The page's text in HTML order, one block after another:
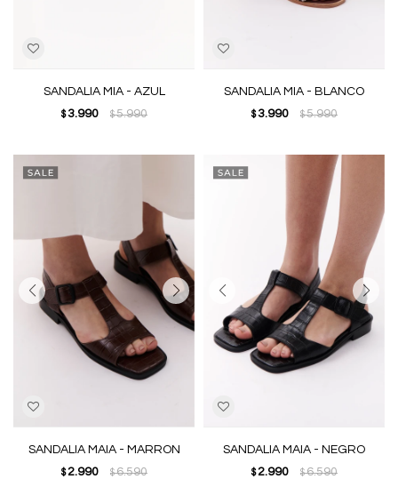
SANDALIA MIA - AZUL
$ 3.990 $5.990
SANDALIA MIA - BLANCO
$ 3.990 $5.990
SANDALIA MAIA - MARRON
$ 2.990 $6.590
SANDALIA MAIA - NEGRO
$ 2.990 $6.590